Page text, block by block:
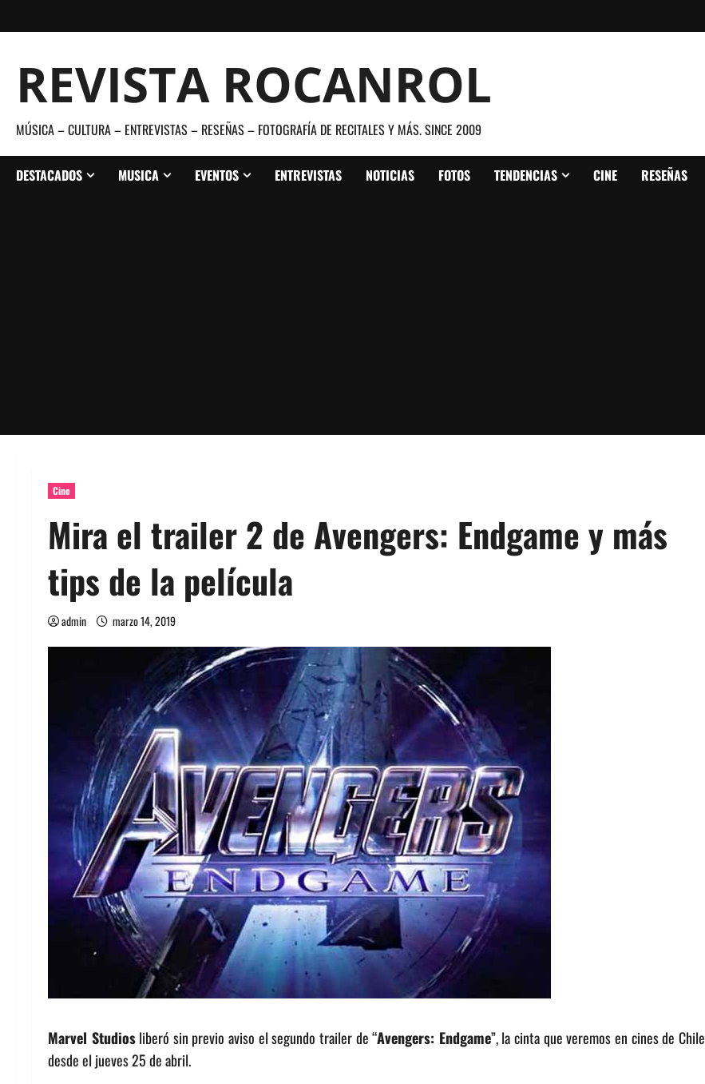
al
REVISTA ROCANROL
MÚSICA – CULTURA – ENTREVISTAS – RESEÑAS – FOTOGRAFÍA DE RECITALES Y MÁS. SINCE 2009
DESTACADOS MUSICA EVENTOS ENTREVISTAS NOTICIAS FOTOS TENDENCIAS CINE RESEÑAS
Cine
Mira el trailer 2 de Avengers: Endgame y más
tips de la película
admin marzo 14, 2019
Marvel Studiosliberó sin previo aviso el segundo trailer de “Avengers: Endgame”, la cinta que veremos en cines de Chile
desde el jueves 25 de abril.